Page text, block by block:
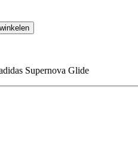
Supernova Glide